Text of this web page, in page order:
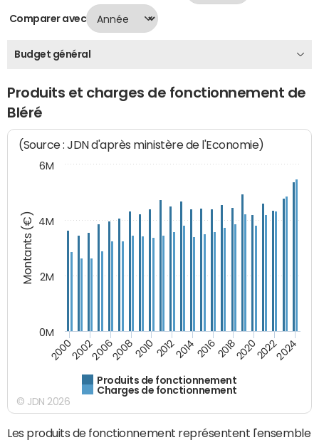
Comparer avec
Budget général
Produits et charges de fonctionnement de
Bléré
Montants (€)
(Source : JDN d'après ministère de l'Economie)
Produits de fonctionnement
Charges de fonctionnement
20002002200620082010 2012201420162018202020222024
0M
2M
4M
6M
© JDN 2026
Les produits de fonctionnement représentent l'ensemble